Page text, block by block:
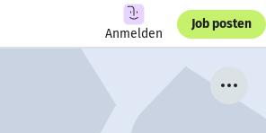
Anmelden
Job posten